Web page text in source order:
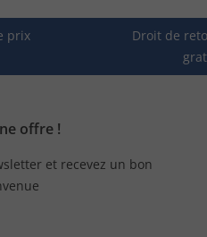
prix
Droit de
offre !
et recevez un bon